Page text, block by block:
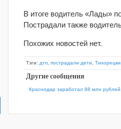
В итоге водитель «Лады»
Пострадали также
Похожих новостей нет.
Тэги: дтп пострадали дети
Другие сообщения
Краснодар заработал 88 млн